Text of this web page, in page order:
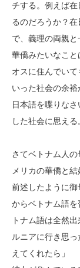
チする。例えば
るのだろうか？
で、義理の両親
華僑みたいなこ
オスに住んでい
いった社会の余
日本語を喋りな
した社会に思える
さてベトナム人
メリカの華僑と
前述したように
からベトナム語
トナム語は全然
ルニアに行き思
えてくれたら」